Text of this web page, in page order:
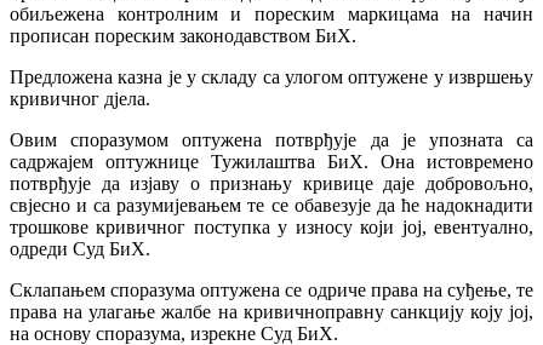
обиљежена контролним и пореским маркицама на начин
прописан пореским законодавством БиХ.
Предложена казна је у складу са улогом оптужене у извршењу
кривичног дјела.
Овим споразумом оптужена потврђује да је упозната са
садржајем оптужнице Тужилаштва БиХ. Она истовремено
потврђује да изјаву о признању кривице даје добровољно,
свјесно и са разумијевањем те се обавезује да ће надокнадити
трошкове кривичног поступка у износу који јој, евентуално,
одреди Суд БиХ.
Склапањем споразума оптужена се одриче права на суђење, те
права на улагање жалбе на кривичноправну санкцију коју јој,
на основу споразума, изрекне Суд БиХ.